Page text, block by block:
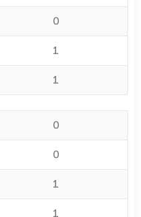
0
1
1
0
0
1
1